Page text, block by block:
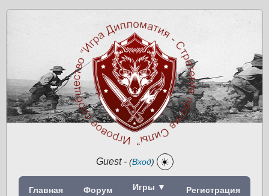
Guest- (Вход) ☀️
Главная Форум Игры ▼ Регистрация